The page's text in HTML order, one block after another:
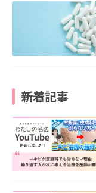
新着記事